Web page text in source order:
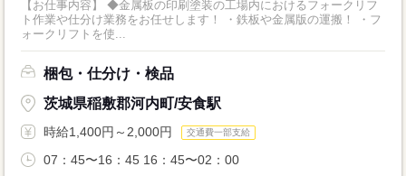
【お仕事内容】 ◆金属板の印刷塗装の工場内におけるフォークリフ
ト作業や仕分け業務をお任せします！ ・鉄板や金属版の運搬！ ・フ
ォークリフトを使...
梱包・仕分け・検品
茨城県稲敷郡河内町/安食駅
時給1,400円～2,000円 交通費一部支給
07：45〜16：45 16：45〜02：00